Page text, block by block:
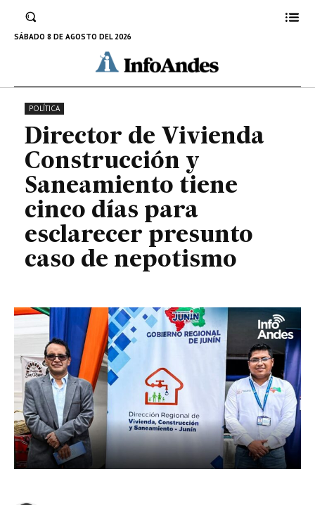
SÁBADO 8 DE AGOSTO DEL 2026
para esclarecer presunto caso de
nepotismo
23 DE ABRIL DE 2023
POLÍTICA
Director de Vivienda
Construcción y
Saneamiento tiene
cinco días para
esclarecer presunto
caso de nepotismo